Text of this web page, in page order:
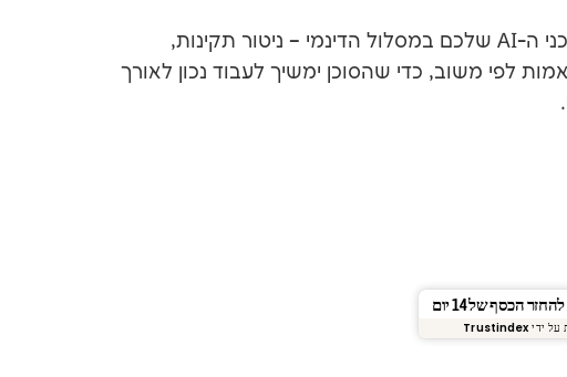
ליווי חודשי שוטף לסוכני ה-AI שלכם במסלול הדינמי – ניטור תקינות,
לפי משוב, כדי שהסוכן ימשיך לעבוד נכון לאורך
הכסף של 14 יום
על ידי Trustindex